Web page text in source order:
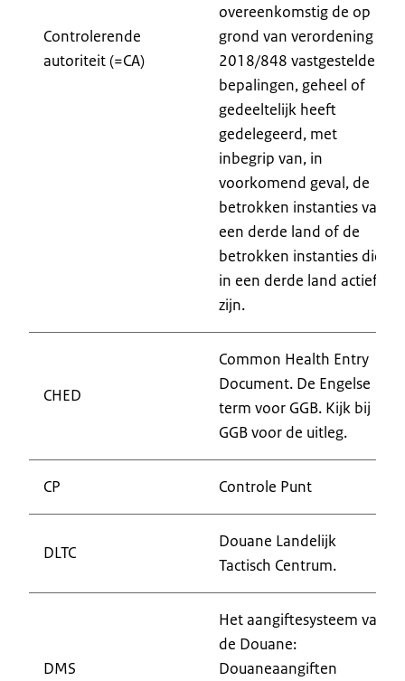
Controlerende
autoriteit (=CA)
overeenkomstig de op
grond van verordening
2018/848 vastgestelde
bepalingen, geheel of
gedeeltelijk heeft
gedelegeerd, met
inbegrip van, in
voorkomend geval, de
betrokken instanties van
een derde land of de
betrokken instanties die
in een derde land actief
zijn.
CHED
Common Health Entry
Document. De Engelse
term voor GGB. Kijk bij
GGB voor de uitleg.
CP Controle Punt
DLTC
Douane Landelijk
Tactisch Centrum.
DMS
Het aangiftesysteem van
de Douane:
Douaneaangiften